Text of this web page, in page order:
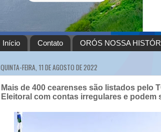
Início Contato ORÓS NOSSA
QUINTA-FEIRA, 11 DE AGOSTO DE 2022
Mais de 400 cearenses são listados pelo
Eleitoral com contas irregulares e podem